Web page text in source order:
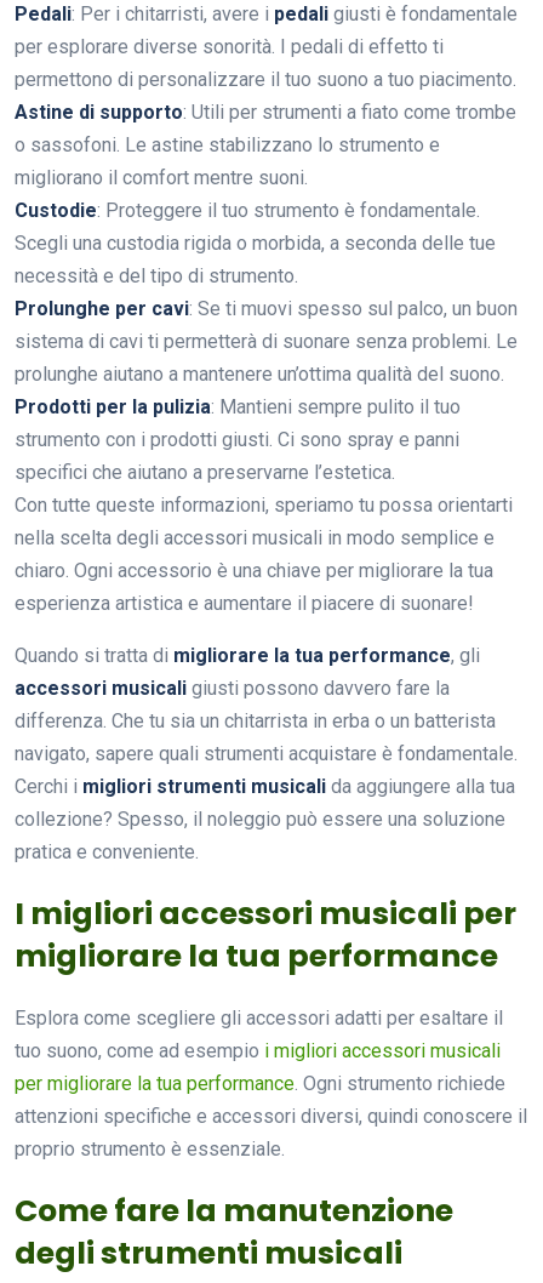
Pedali: Per i chitarristi, avere i pedali giusti è fondamentale
per esplorare diverse sonorità. I pedali di effetto ti
permettono di personalizzare il tuo suono a tuo piacimento.
Astine di supporto: Utili per strumenti a fiato come trombe
o sassofoni. Le astine stabilizzano lo strumento e
migliorano il comfort mentre suoni.
Custodie: Proteggere il tuo strumento è fondamentale.
Scegli una custodia rigida o morbida, a seconda delle tue
necessità e del tipo di strumento.
Prolunghe per cavi: Se ti muovi spesso sul palco, un buon
sistema di cavi ti permetterà di suonare senza problemi. Le
prolunghe aiutano a mantenere un’ottima qualità del suono.
Prodotti per la pulizia: Mantieni sempre pulito il tuo
strumento con i prodotti giusti. Ci sono spray e panni
specifici che aiutano a preservarne l’estetica.
Con tutte queste informazioni, speriamo tu possa orientarti
nella scelta degli accessori musicali in modo semplice e
chiaro. Ogni accessorio è una chiave per migliorare la tua
esperienza artistica e aumentare il piacere di suonare!
Quando si tratta di migliorare la tua performance, gli
accessori musicali giusti possono davvero fare la
differenza. Che tu sia un chitarrista in erba o un batterista
navigato, sapere quali strumenti acquistare è fondamentale.
Cerchi i migliori strumenti musicali da aggiungere alla tua
collezione? Spesso, il noleggio può essere una soluzione
pratica e conveniente.
I migliori accessori musicali per
migliorare la tua performance
Esplora come scegliere gli accessori adatti per esaltare il
tuo suono, come ad esempio i migliori accessori musicali
per migliorare la tua performance. Ogni strumento richiede
attenzioni specifiche e accessori diversi, quindi conoscere il
proprio strumento è essenziale.
Come fare la manutenzione
degli strumenti musicali